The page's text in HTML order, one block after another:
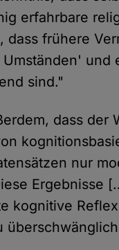
erfahrbare
frühere
und
sind."
dass der
nur
Ergebnisse
kognitive